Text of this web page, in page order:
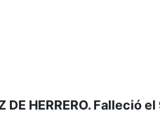
DE HERRERO. Falleció